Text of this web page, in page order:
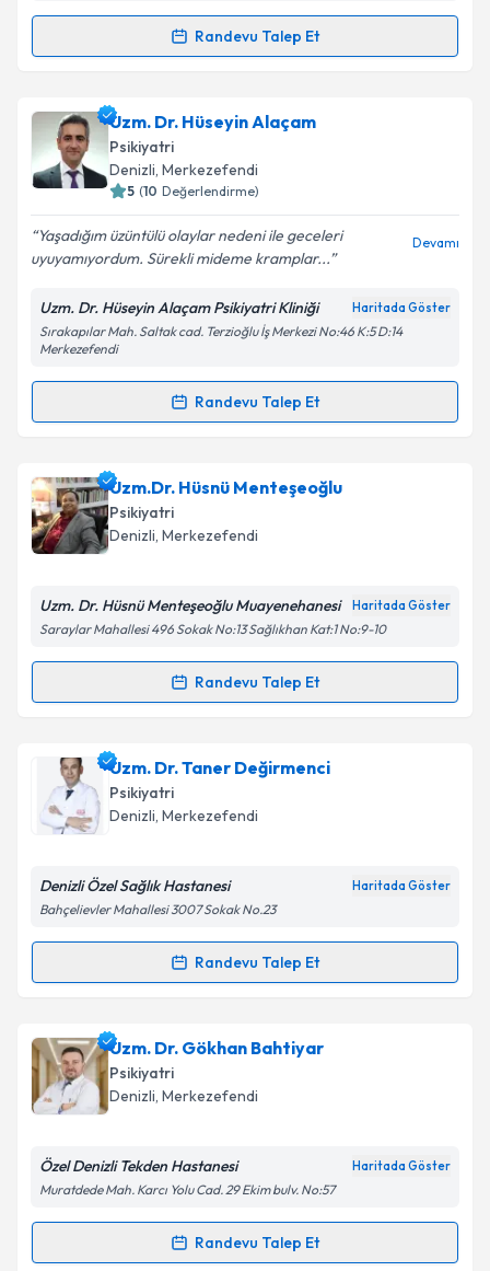
kapsamda işlenmesini kabul ediyorum.
Randevu Talep Et
Randevu Takvimi Talebi
Uzm. Dr. Cengiz Güneş için randevu takvimi talebi
oluşturun. Size bu uzmandan randevu almanız için bir
takvim hazırlandığında e-posta ile bilgilendireceğiz.
Kişisel verilerimin işlenmesine ilişkin
Aydınlatma
Metni'ni okudum ve kişisel verilerimin belirtilen
kapsamda işlenmesini kabul ediyorum.
Takvim Talebini Gönder
Uzm. Dr. Hüseyin Alaçam
Psikiyatri
Denizli, Merkezefendi
5 (10 Değerlendirme)
Yaşadığım üzüntülü olaylar nedeni ile geceleri
uyuyamıyordum. Sürekli mideme kramplar...
Devamı
Uzm. Dr. Hüseyin Alaçam Psikiyatri Kliniği Haritada Göster
Sırakapılar Mah. Saltak cad. Terzioğlu İş Merkezi No:46 K:5 D:14
Merkezefendi
Randevu Talep Et
Randevu Takvimi Talebi
Uzm. Dr. Hüseyin Alaçamiçin randevu takvimi talebi
oluşturun. Size bu uzmandan randevu almanız için bir
takvim hazırlandığında e-posta ile bilgilendireceğiz.
Kişisel verilerimin işlenmesine ilişkin
Metni'ni okudum ve kişisel verilerimin belirtilen
Takvim Talebini Gönder
Uzm.Dr. Hüsnü Menteşeoğlu
Psikiyatri
Denizli, Merkezefendi
Uzm. Dr. Hüsnü Menteşeoğlu Muayenehanesi Haritada Göster
Saraylar Mahallesi 496 Sokak No:13 Sağlıkhan Kat:1 No:9-10
Randevu Talep Et
Randevu Takvimi Talebi
Uzm.Dr. Hüsnü Menteşeoğluiçin randevu takvimi
talebi oluşturun. Size bu uzmandan randevu almanız
için bir takvim hazırlandığında e-posta ile
bilgilendireceğiz.
E-posta Adresiniz
Kişisel verilerimin işlenmesine ilişkinAydınlatma
kapsamda işlenmesini kabul ediyorum.
Takvim Talebini Gönder
Uzm. Dr. Taner Değirmenci
Psikiyatri
Denizli, Merkezefendi
Denizli Özel Sağlık Hastanesi Haritada Göster
Bahçelievler Mahallesi 3007 Sokak No.23
Randevu Talep Et
Randevu Takvimi Talebi
Uzm. Dr. Taner Değirmenciiçin randevu takvimi
talebi oluşturun. Size bu uzmandan randevu almanız
için bir takvim hazırlandığında e-posta ile
bilgilendireceğiz.
Kişisel verilerimin işlenmesine ilişkinAydınlatma
Uzm. Dr. Gökhan Bahtiyar
Psikiyatri
Denizli, Merkezefendi
Özel Denizli Tekden Hastanesi Haritada Göster
Muratdede Mah. Karcı Yolu Cad. 29 Ekim bulv. No:57
Randevu Talep Et
Randevu Takvimi Talebi